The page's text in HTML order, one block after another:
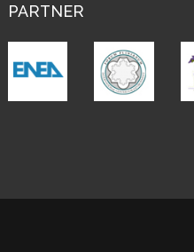
PARTNER